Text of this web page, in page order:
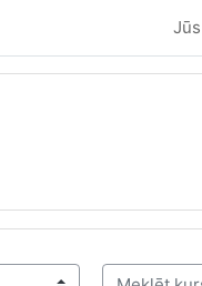
Meklēt kursus